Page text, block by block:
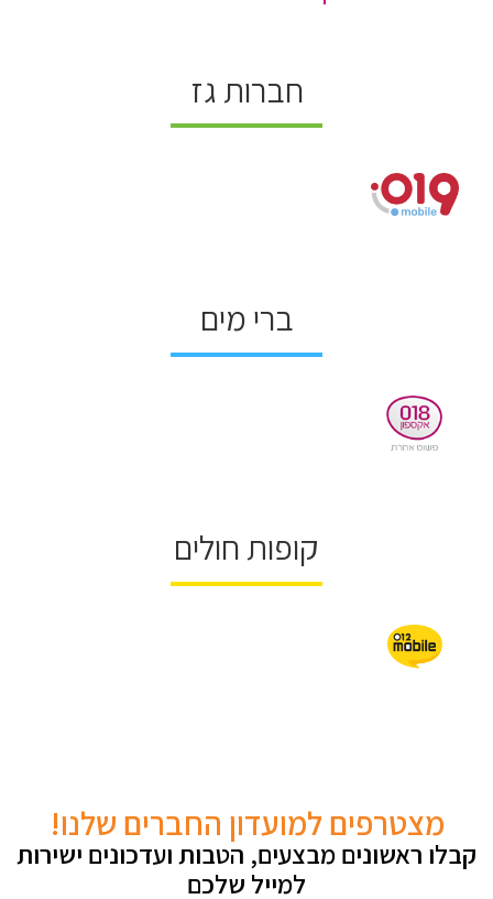
חברות גז
ברי מים
קופות חולים
מצטרפים למועדון החברים שלנו!
קבלו ראשונים מבצעים, הטבות ועדכונים ישירות
למייל שלכם